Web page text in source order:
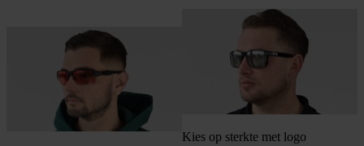
Kies op sterkte met logo